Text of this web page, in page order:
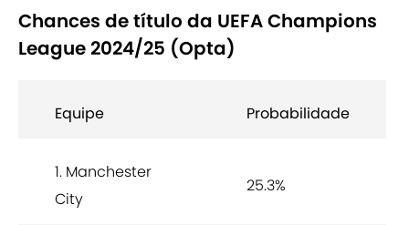
Chances de título da UEFA Champions
League 2024/25 (Opta)
Equipe Probabilidade
1. Manchester
City
25.3%